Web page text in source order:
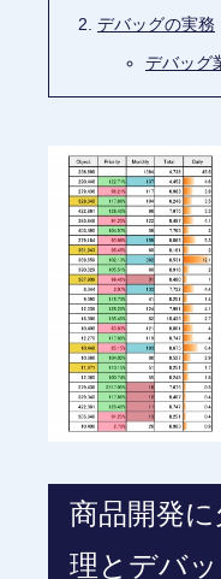
デバッグの実務
デバッグ
商品開発
理とデバ